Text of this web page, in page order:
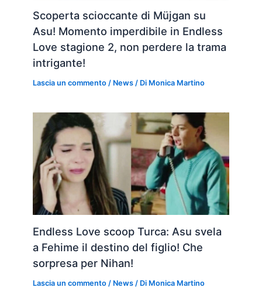
Scoperta scioccante di Müjgan su
Asu! Momento imperdibile in Endless
Love stagione 2, non perdere la trama
intrigante!
Lascia un commento / News / Di Monica Martino
Endless Love scoop Turca: Asu svela
a Fehime il destino del figlio! Che
sorpresa per Nihan!
Lascia un commento / News / Di Monica Martino